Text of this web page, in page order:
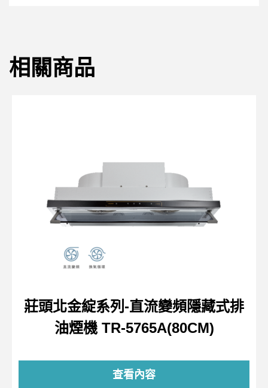
相關商品
莊頭北金綻系列-直流變頻隱藏式排
油煙機 TR-5765A(80CM)
查看內容